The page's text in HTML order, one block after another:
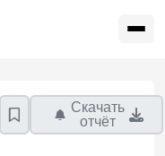
Скачать
отчёт